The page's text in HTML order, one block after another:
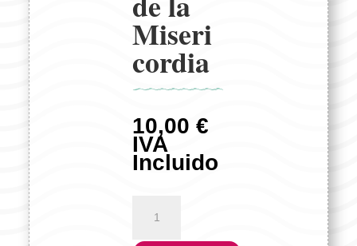
Miseri
cordia
10,00€
IVA
Incluido
Santísimo